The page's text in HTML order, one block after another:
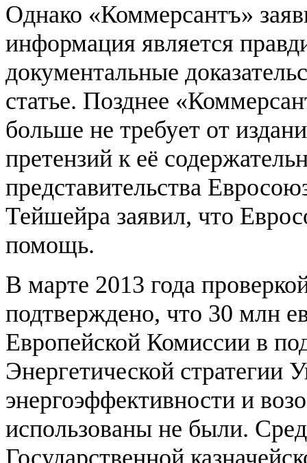
Однако «Коммерсантъ»
информация является
документальные
статье. Позднее
больше не требует от
претензий к её
представительства
Тейшейра заявил, что
помощь.
В марте 2013 года
подтверждено, что 30 млн
Европейской Комиссии в
Энергетической стратегии
энергоэффективности и
использованы не были.